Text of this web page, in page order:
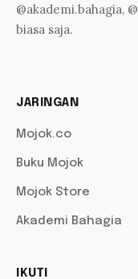
@akademi.bahagia,
biasa saja.
JARINGAN
Mojok.co
Buku Mojok
Mojok Store
Akademi Bahagia
IKUTI